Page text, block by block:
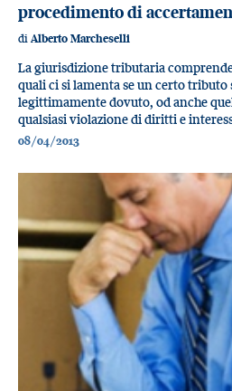
procedimento di
di Alberto Marcheselli
La giurisdizione tributaria
quali ci si lamenta se un certo
legittimamente dovuto, od anche
qualsiasi violazione di diritti e
08/04/2013